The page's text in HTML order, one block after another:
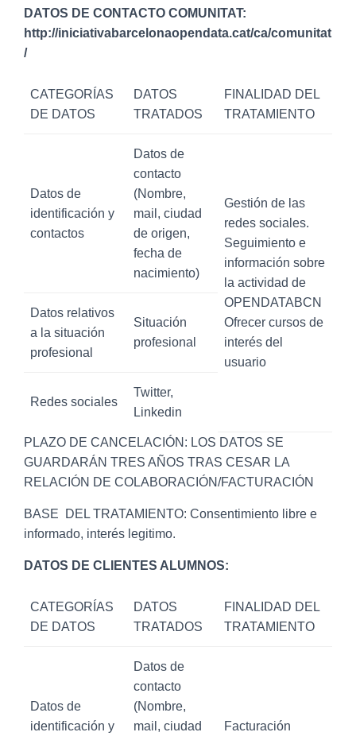
DATOS DE CONTACTO COMUNITAT:
http://iniciativabarcelonaopendata.cat/ca/comunitat
/
CATEGORÍAS
DE DATOS
DATOS
TRATADOS
FINALIDAD DEL
TRATAMIENTO
Datos de
identificación y
contactos
Datos de
contacto
(Nombre,
mail, ciudad
de origen,
fecha de
nacimiento)
Gestión de las
redes sociales.
Seguimiento e
información sobre
la actividad de
OPENDATABCN
Ofrecer cursos de
interés del
usuario
Datos relativos
a la situación
profesional
Situación
profesional
Redes sociales
Twitter,
Linkedin
PLAZO DE CANCELACIÓN: LOS DATOS SE
GUARDARÁN TRES AÑOS TRAS CESAR LA
RELACIÓN DE COLABORACIÓN/FACTURACIÓN
BASE DEL TRATAMIENTO: Consentimiento libre e
informado, interés legitimo.
DATOS DE CLIENTES ALUMNOS:
CATEGORÍAS
DE DATOS
DATOS
TRATADOS
FINALIDAD DEL
TRATAMIENTO
Datos de
identificación y
Datos de
contacto
(Nombre,
mail, ciudad
Facturación